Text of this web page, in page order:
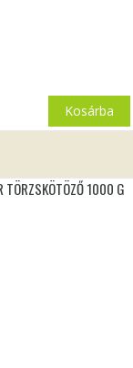
Kosárba
TÖRZSKÖTÖZŐ 1000 G